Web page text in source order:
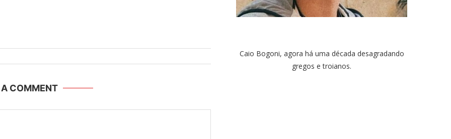
A COMMENT
Caio Bogoni, agora há uma década desagradando
gregos e troianos.